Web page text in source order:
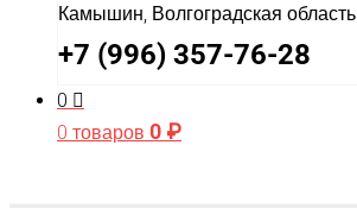
Камышин, Волгоградская область
+7 (996) 357-76-28
0
0 товаров 0 ₽